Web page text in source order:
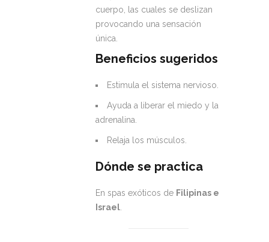
cuerpo, las cuales se deslizan
provocando una sensación
única.
Beneficios sugeridos
Estimula el sistema nervioso.
Ayuda a liberar el miedo y la
adrenalina.
Relaja los músculos.
Dónde se practica
En spas exóticos de Filipinas e
Israel.